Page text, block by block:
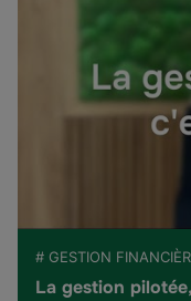
# GESTION
La gestion